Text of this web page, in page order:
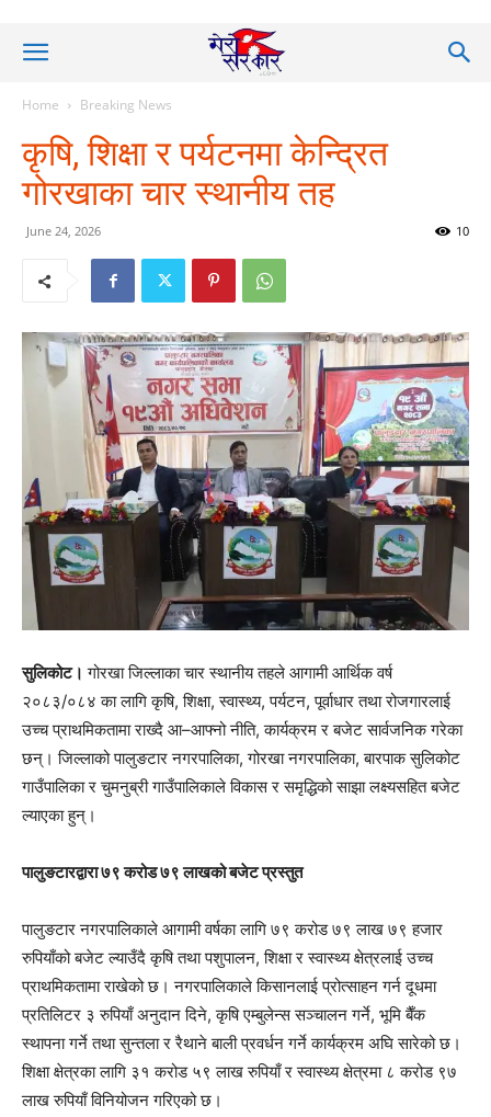
Home Breaking News
कृषि, शिक्षा र पर्यटनमा केन्द्रित
गोरखाका चार स्थानीय तह
June 24, 2026 10
सुलिकोट। गोरखा जिल्लाका चार स्थानीय तहले आगामी आर्थिक वर्ष
२०८३/०८४ का लागि कृषि, शिक्षा, स्वास्थ्य, पर्यटन, पूर्वाधार तथा रोजगारलाई
उच्च प्राथमिकतामा राख्दै आ–आफ्नो नीति, कार्यक्रम र बजेट सार्वजनिक गरेका
छन्। जिल्लाको पालुङटार नगरपालिका, गोरखा नगरपालिका, बारपाक सुलिकोट
गाउँपालिका र चुमनुब्री गाउँपालिकाले विकास र समृद्धिको साझा लक्ष्यसहित बजेट
ल्याएका हुन्।
पालुङटारद्वारा ७९ करोड ७९ लाखको बजेट प्रस्तुत
पालुङटार नगरपालिकाले आगामी वर्षका लागि ७९ करोड ७९ लाख ७९ हजार
रुपियाँको बजेट ल्याउँदै कृषि तथा पशुपालन, शिक्षा र स्वास्थ्य क्षेत्रलाई उच्च
प्राथमिकतामा राखेको छ। नगरपालिकाले किसानलाई प्रोत्साहन गर्न दूधमा
प्रतिलिटर ३ रुपियाँ अनुदान दिने, कृषि एम्बुलेन्स सञ्चालन गर्ने, भूमि बैँक
स्थापना गर्ने तथा सुन्तला र रैथाने बाली प्रवर्धन गर्ने कार्यक्रम अघि सारेको छ।
शिक्षा क्षेत्रका लागि ३१ करोड ५९ लाख रुपियाँ र स्वास्थ्य क्षेत्रमा ८ करोड ९७
लाख रुपियाँ विनियोजन गरिएको छ।